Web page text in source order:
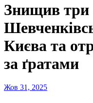
Знищив три
Києва та
за ґратами
Жов 31, 2025